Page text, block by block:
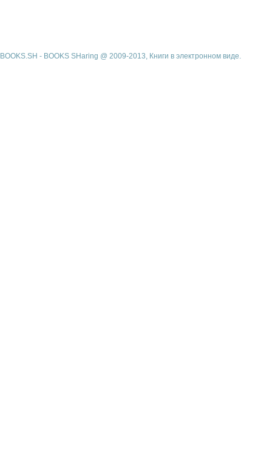
BOOKS.SH - BOOKS SHaring @ 2009-2013, Книги в электронном виде.